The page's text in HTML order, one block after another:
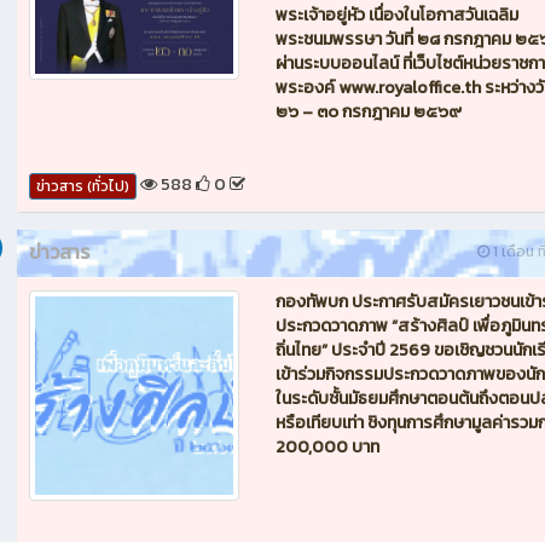
พระเจ้าอยู่หัว เนื่องในโอกาสวันเฉลิม
พระชนมพรรษา วันที่ ๒๘ กรกฎาคม ๒
ผ่านระบบออนไลน์ ที่เว็บไซต์หน่วยราชก
พระองค์ www.royaloffice.th ระหว่าง
๒๖ – ๓๐ กรกฎาคม ๒๕๖๙
ข่าวสาร (ทั่วไป) 588 0
1 เดือน
ข่าวสาร
กองทัพบก ประกาศรับสมัครเยาวชนเข้
ประกวดวาดภาพ “สร้างศิลป์ เพื่อภูมินท
ถิ่นไทย” ประจำปี 2569 ขอเชิญชวนนักเ
เข้าร่วมกิจกรรมประกวดวาดภาพของนั
ในระดับชั้นมัธยมศึกษาตอนต้นถึงตอนป
หรือเทียบเท่า ชิงทุนการศึกษามูลค่ารวม
200,000 บาท